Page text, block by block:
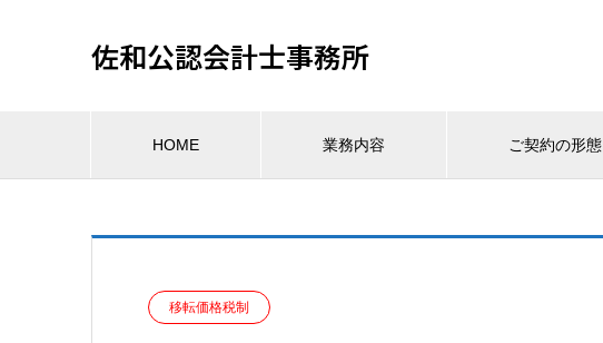
佐和公認会計士事務所
HOME 業務内容 ご契約の形態
移転価格税制